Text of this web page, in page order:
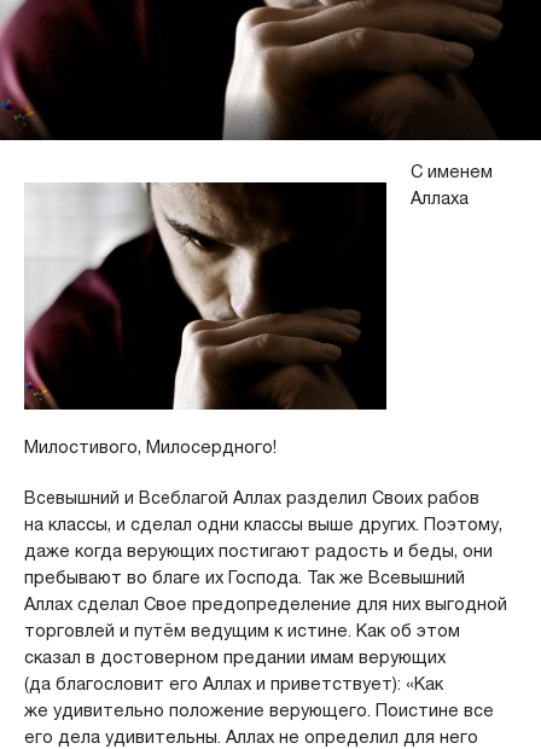
С именем
Аллаха
Милостивого, Милосердного!
Всевышний и Всеблагой Аллах разделил Своих рабов
на классы, и сделал одни классы выше других. Поэтому,
даже когда верующих постигают радость и беды, они
пребывают во благе их Господа. Так же Всевышний
Аллах сделал Свое предопределение для них выгодной
торговлей и путём ведущим к истине. Как об этом
сказал в достоверном предании имам верующих
(да благословит его Аллах и приветствует): «Как
же удивительно положение верующего. Поистине все
его дела удивительны. Аллах не определил для него